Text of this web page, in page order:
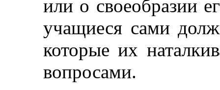
или о своеобразии
учащиеся сами
которые их
вопросами.